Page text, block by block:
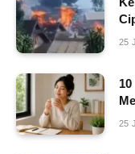
25
25